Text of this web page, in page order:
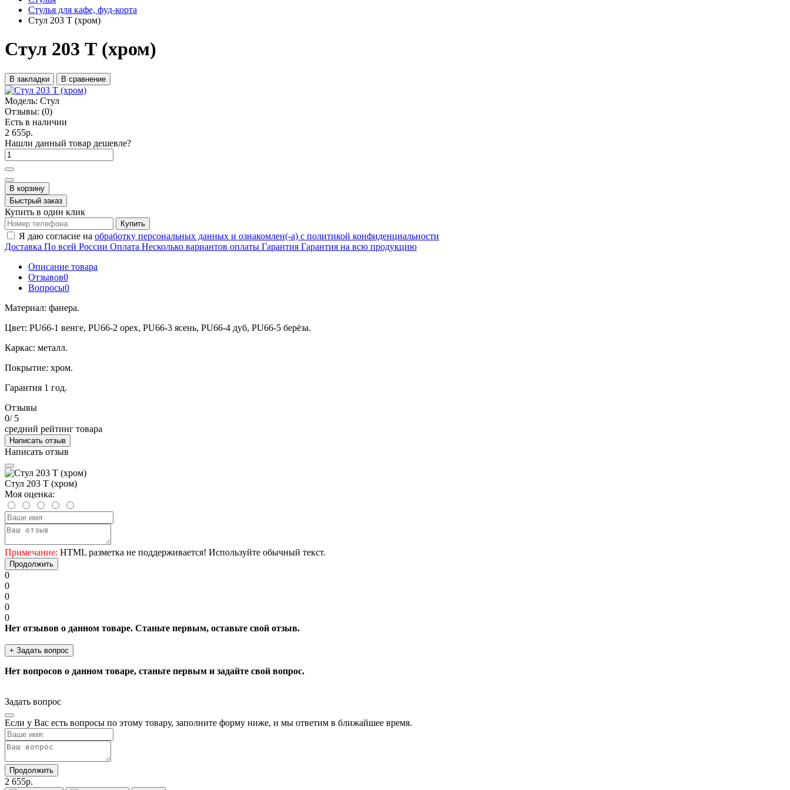
Стулья для кафе, фуд-корта
Стул 203 Т (хром)
Стул 203 Т (хром)
В закладки В сравнение
Модель: Стул
Отзывы: (0)
Есть в наличии
2 655р.
Нашли данный товар дешевле?
В корзину
Быстрый заказ
Купить в один клик
Купить
Я даю согласие на обработку персональных данных и ознакомлен(-а) с политикой конфиденциальности
Доставка По всей России Оплата Несколько вариантов оплаты Гарантия Гарантия на всю продукцию
Описание товара
Отзывов0
Вопросы0
Материал: фанера.
Цвет: PU66-1 венге, PU66-2 орех, PU66-3 ясень, PU66-4 дуб, PU66-5 берёза.
Каркас: металл.
Покрытие: хром.
Гарантия 1 год.
Отзывы
0/ 5
средний рейтинг товара
Написать отзыв
Написать отзыв
Стул 203 Т (хром)
Моя оценка:
Примечание: HTML разметка не поддерживается! Используйте обычный текст.
Продолжить
0
0
0
0
0
Нет отзывов о данном товаре. Станьте первым, оставьте свой отзыв.
+ Задать вопрос
Нет вопросов о данном товаре, станьте первым и задайте свой вопрос.
Задать вопрос
Если у Вас есть вопросы по этому товару, заполните форму ниже, и мы ответим в ближайшее время.
Продолжить
2 655р.